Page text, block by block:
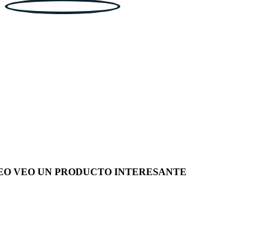
VEO UN PRODUCTO INTERESANTE